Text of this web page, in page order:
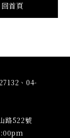
回首頁
、04-
路522號